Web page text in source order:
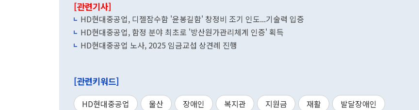
[관련기사]
HD현대중공업, 디젤잠수함 '윤봉길함' 창정비 조기 인도...기술력 입증
HD현대중공업, 함정 분야 최초로 '방산원가관리체계 인증' 획득
HD현대중공업 노사, 2025 임금교섭 상견례 진행
[관련키워드]
HD현대중공업 울산 장애인 복지관 지원금 재활 발달장애인